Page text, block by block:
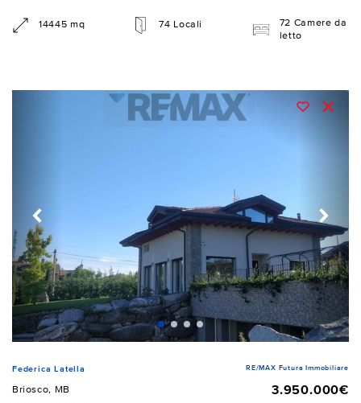
14445 mq 74 Locali
72 Camere da
letto
Federica Latella RE/MAX Futura Immobiliare
Briosco, MB
3.950.000€